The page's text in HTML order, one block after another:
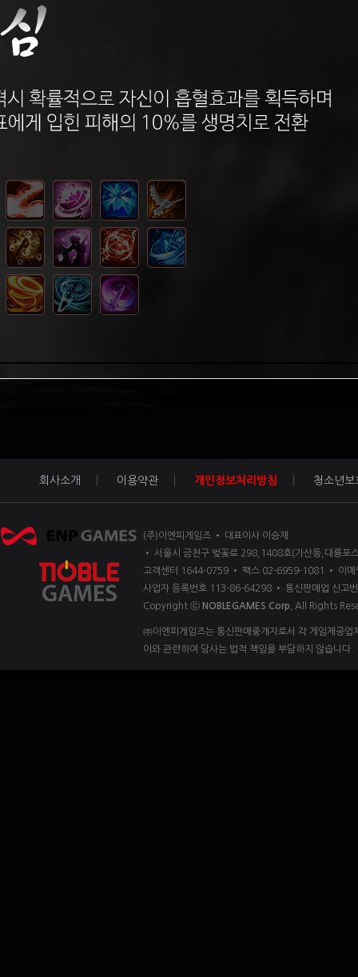
회사소개 이용약관 개인정보처리방침 청소년보
(주)이엔피게임즈 • 대표이사 이승재
• 서울시 금천구 벚꽃로 298,1408호(가산동,대륭포
고객센터 1644-0759 • 팩스 02-6959-1081 • 이
사업자 등록번호 113-86-64298 • 통신판매업 신고
Copyright ⓒ NOBLEGAMES Corp. All Rights
㈜이엔피게임즈는 통신판매중개자로서 각 게임제공
이와 관련하여 당사는 법적 책임을 부담하지 않습니다.